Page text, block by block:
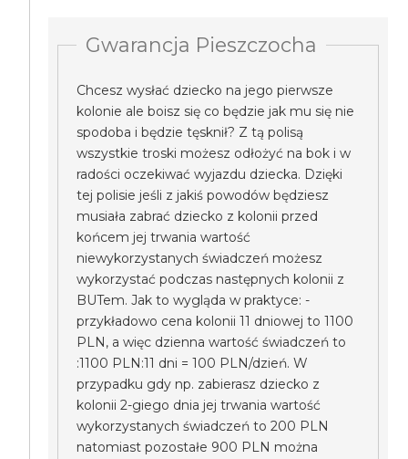
Gwarancja Pieszczocha
Chcesz wysłać dziecko na jego pierwsze
kolonie ale boisz się co będzie jak mu się nie
spodoba i będzie tęsknił? Z tą polisą
wszystkie troski możesz odłożyć na bok i w
radości oczekiwać wyjazdu dziecka. Dzięki
tej polisie jeśli z jakiś powodów będziesz
musiała zabrać dziecko z kolonii przed
końcem jej trwania wartość
niewykorzystanych świadczeń możesz
wykorzystać podczas następnych kolonii z
BUTem. Jak to wygląda w praktyce: -
przykładowo cena kolonii 11 dniowej to 1100
PLN, a więc dzienna wartość świadczeń to
:1100 PLN:11 dni = 100 PLN/dzień. W
przypadku gdy np. zabierasz dziecko z
kolonii 2-giego dnia jej trwania wartość
wykorzystanych świadczeń to 200 PLN
natomiast pozostałe 900 PLN można